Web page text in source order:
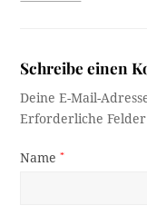
Schreibe einen
Deine E-Mail-
Erforderliche
Name*